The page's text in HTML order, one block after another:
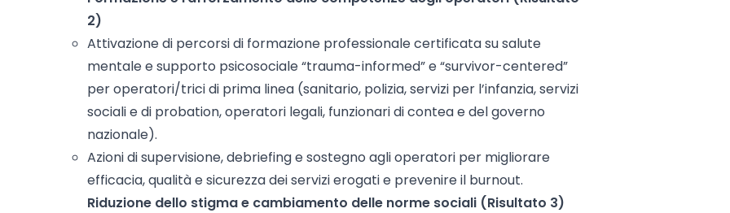
2)
Attivazione di percorsi di formazione professionale certificata su salute
mentale e supporto psicosociale “trauma-informed” e “survivor-centered”
per operatori/trici di prima linea (sanitario, polizia, servizi per l’infanzia, servizi
sociali e di probation, operatori legali, funzionari di contea e del governo
nazionale).
Azioni di supervisione, debriefing e sostegno agli operatori per migliorare
efficacia, qualità e sicurezza dei servizi erogati e prevenire il burnout.
Riduzione dello stigma e cambiamento delle norme sociali (Risultato 3)